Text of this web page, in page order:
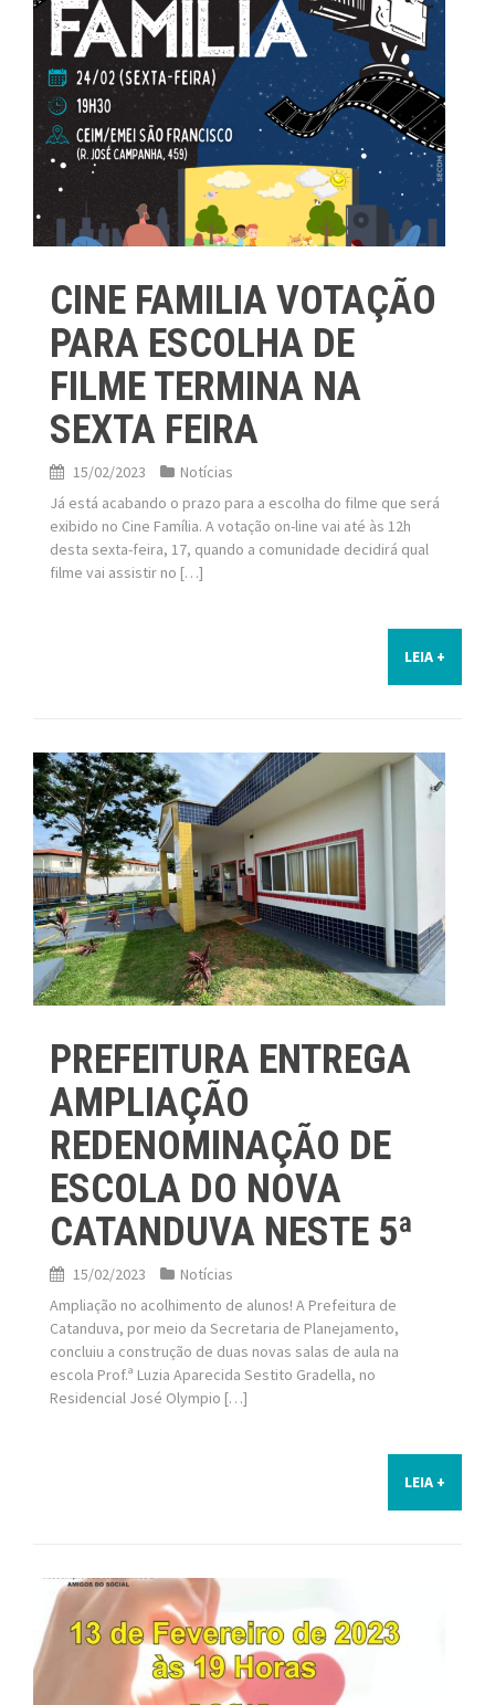
CINE FAMILIA VOTAÇÃO
PARA ESCOLHA DE
FILME TERMINA NA
SEXTA FEIRA
15/02/2023
Notícias
Já está acabando o prazo para a escolha do filme que será
exibido no Cine Família. A votação on-line vai até às 12h
desta sexta-feira, 17, quando a comunidade decidirá qual
filme vai assistir no […]
LEIA +
PREFEITURA ENTREGA
AMPLIAÇÃO
REDENOMINAÇÃO DE
ESCOLA DO NOVA
CATANDUVA NESTE 5ª
15/02/2023
Notícias
Ampliação no acolhimento de alunos! A Prefeitura de
Catanduva, por meio da Secretaria de Planejamento,
concluiu a construção de duas novas salas de aula na
escola Prof.ª Luzia Aparecida Sestito Gradella, no
Residencial José Olympio […]
LEIA +